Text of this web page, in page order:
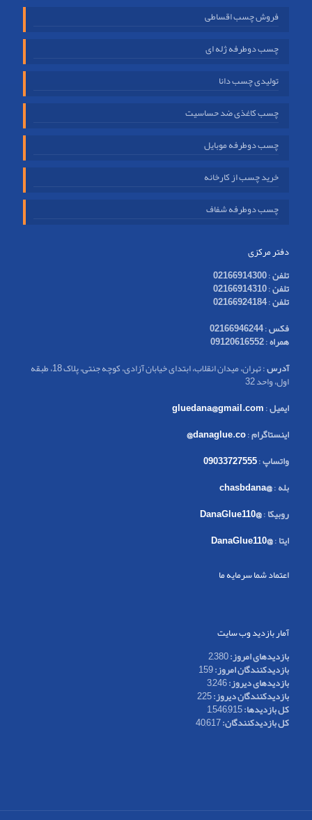
فروش چسب اقساطی
چسب دوطرفه ژله ای
تولیدی چسب دانا
چسب کاغذی ضد حساسیت
چسب دوطرفه موبایل
خرید چسب از کارخانه
چسب دوطرفه شفاف
دفتر مرکزی
تلفن:
02166914300
تلفن:
02166914310
تلفن:
02166924184
فکس:
02166946244
همراه:
09120616552
آدرس
: تهران، میدان انقلاب، ابتدای خیابان آزادی، کوچه جنتی، پلاک 18، طبقه
اول، واحد 32
ایمیل:
gluedana@gmail.com
اینستاگرام:
danaglue.co@
واتساپ:
09033727555
بله:
@chasbdana
روبیکا:
@DanaGlue110
ایتا:
@DanaGlue110
اعتماد شما سرمایه ما
آمار بازدید وب سایت
بازدیدهای امروز:2,380
بازدیدکنندگان امروز:159
بازدیدهای دیروز:3,246
بازدیدکنندگان دیروز:225
کل بازدیدها:1,546,915
کل بازدیدکنند‌گان:40,617